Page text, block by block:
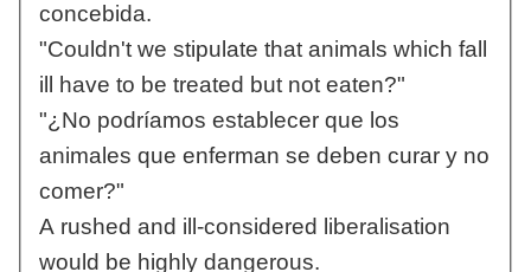
concebida.
"Couldn't we stipulate that animals which fall
ill have to be treated but not eaten?"
"¿No podríamos establecer que los
animales que enferman se deben curar y no
comer?"
A rushed and ill-considered liberalisation
would be highly dangerous.